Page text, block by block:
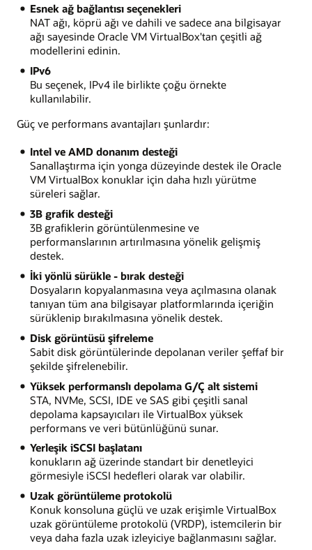
Esnek ağ bağlantısı seçenekleri
NAT ağı, köprü ağı ve dahili ve sadece ana bilgisayar
ağı sayesinde Oracle VM VirtualBox'tan çeşitli ağ
modellerini edinin.
IPv6
Bu seçenek, IPv4 ile birlikte çoğu örnekte
kullanılabilir.
Güç ve performans avantajları şunlardır:
Intel ve AMD donanım desteği
Sanallaştırma için yonga düzeyinde destek ile Oracle
VM VirtualBox konuklar için daha hızlı yürütme
süreleri sağlar.
3B grafik desteği
3B grafiklerin görüntülenmesine ve
performanslarının artırılmasına yönelik gelişmiş
destek.
İki yönlü sürükle - bırak desteği
Dosyaların kopyalanmasına veya açılmasına olanak
tanıyan tüm ana bilgisayar platformlarında içeriğin
sürüklenip bırakılmasına yönelik destek.
Disk görüntüsü şifreleme
Sabit disk görüntülerinde depolanan veriler şeffaf bir
şekilde şifrelenebilir.
Yüksek performanslı depolama G/Ç alt sistemi
STA, NVMe, SCSI, IDE ve SAS gibi çeşitli sanal
depolama kapsayıcıları ile VirtualBox yüksek
performans ve veri bütünlüğünü sunar.
Yerleşik iSCSI başlatanı
konukların ağ üzerinde standart bir denetleyici
görmesiyle iSCSI hedefleri olarak var olabilir.
Uzak görüntüleme protokolü
Konuk konsoluna güçlü ve uzak erişimle VirtualBox
uzak görüntüleme protokolü (VRDP), istemcilerin bir
veya daha fazla uzak izleyiciye bağlanmasını sağlar.